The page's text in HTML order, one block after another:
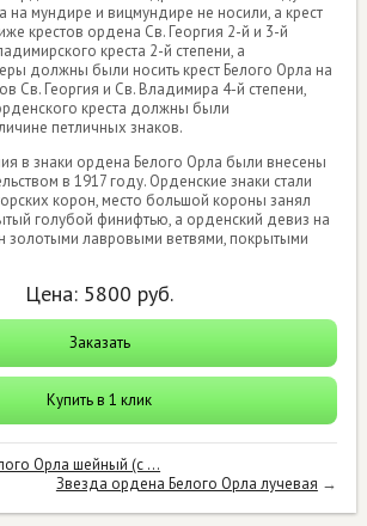
на мундире и вицмундире не носили, а крест
крестов ордена Св. Георгия 2-й и 3-й
креста 2-й степени, а
должны были носить крест Белого Орла на
Св. Георгия и Св. Владимира 4-й степени,
креста должны были
петличных знаков.
в знаки ордена Белого Орла были внесены
в 1917 году. Орденские знаки стали
корон, место большой короны занял
голубой финифтью, а орденский девиз на
золотыми лавровыми ветвями, покрытыми
Цена: 5800 руб.
Заказать
Купить в 1 клик
Орла шейный (с ...
Звезда ордена Белого Орла лучевая →